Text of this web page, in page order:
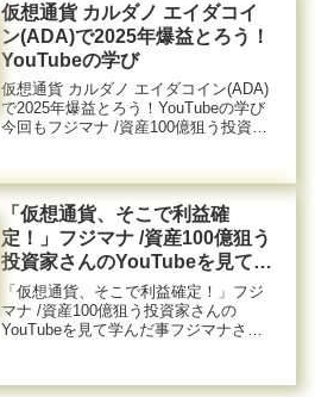
仮想通貨 カルダノ エイダコイ
ン(ADA)で2025年爆益とろう！
YouTubeの学び
仮想通貨 カルダノ エイダコイン(ADA)
で2025年爆益とろう！YouTubeの学び
今回もフジマナ /資産100億狙う投資家
は、bitbankで取り扱いが開...
「仮想通貨、そこで利益確
定！」フジマナ /資産100億狙う
投資家さんのYouTubeを見て学
んだ事
「仮想通貨、そこで利益確定！」フジ
マナ /資産100億狙う投資家さんの
YouTubeを見て学んだ事フジマナさん
学んだことをメモしましたので、メモ